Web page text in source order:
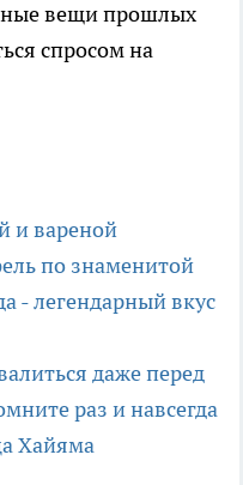
вещи прошлых
спросом на
и вареной
по знаменитой
- легендарный вкус
даже перед
раз и навсегда
Хайяма